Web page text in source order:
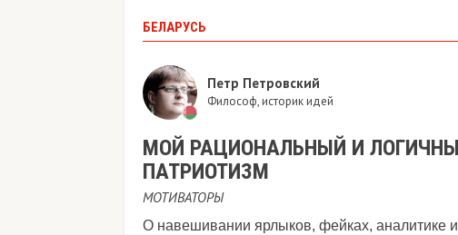
БЕЛАРУСЬ
Петр Петровский
Философ, историк идей
МОЙ РАЦИОНАЛЬНЫЙ И
ПАТРИОТИЗМ
МОТИВАТОРЫ
О навешивании ярлыков, фейках, аналитике